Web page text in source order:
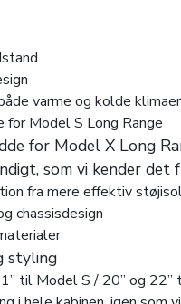
varme og kolde klimaer
Model S Long Range
for Model X Long
som vi kender det
fra mere effektiv
chassisdesign
styling
til Model S / 20” og